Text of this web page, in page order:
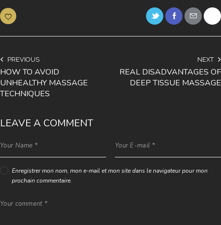
e
n
,
e
a
c
u
s
a
PREVIOUS
HOW TO AVOID
UNHEALTHY MASSAGE
TECHNIQUES
NEXT
REAL DISADVANTAGES OF
DEEP TISSUE MASSAGE
LEAVE A COMMENT
Enregistrer mon nom, mon e-mail et mon site dans le navigateur pour mon
prochain commentaire.